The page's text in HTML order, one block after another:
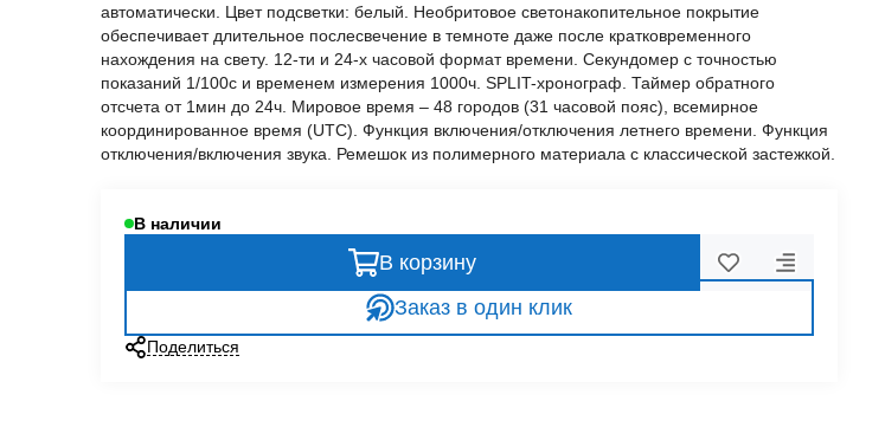
автоматически. Цвет подсветки: белый. Необритовое светонакопительное покрытие
обеспечивает длительное послесвечение в темноте даже после кратковременного
нахождения на свету. 12-ти и 24-х часовой формат времени. Секундомер с точностью
показаний 1/100с и временем измерения 1000ч. SPLIT-хронограф. Таймер обратного
отсчета от 1мин до 24ч. Мировое время – 48 городов (31 часовой пояс), всемирное
координированное время (UTC). Функция включения/отключения летнего времени. Функция
отключения/включения звука. Ремешок из полимерного материала с классической застежкой.
В наличии
В корзину
Заказ в один клик
Поделиться